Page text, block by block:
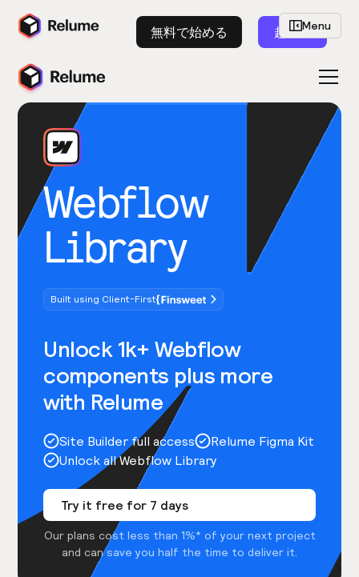
無料で始める 起動
Webflow
Library
Built using Client-First
Unlock 1k+ Webflow
components plus more
with Relume
Site Builder full access
Relume Figma Kit
Unlock all Webflow Library
Try it free for 7 days
Our plans cost less than 1%* of your next project
and can save you half the time to deliver it.
Menu